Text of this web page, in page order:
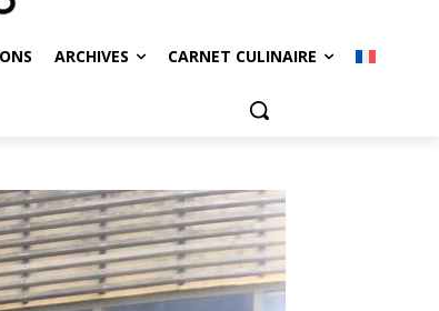
ARCHIVES CARNET CULINAIRE